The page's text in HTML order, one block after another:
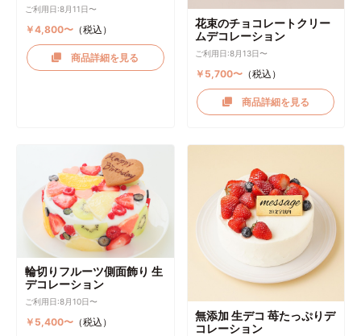
ご利用日:8月11日〜
￥4,800〜（税込）
商品詳細を見る
花束のチョコレートクリー
ムデコレーション
ご利用日:8月13日〜
￥5,700〜 （税込）
商品詳細を見る
輪切りフルーツ側面飾り 生
デコレーション
ご利用日:8月10日〜
￥5,400〜（税込）
無添加 生デコ 苺たっぷりデ
コレーション